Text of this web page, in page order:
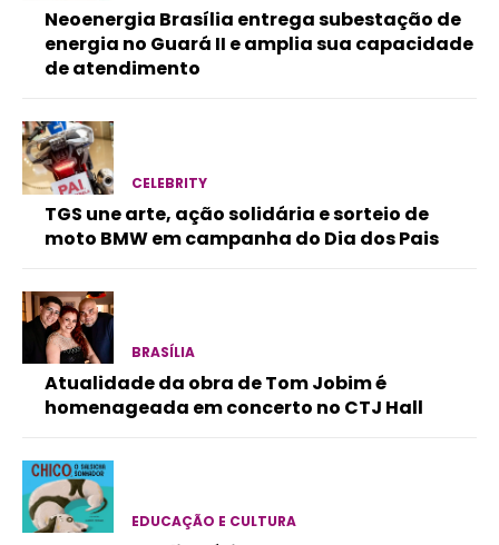
Neoenergia Brasília entrega subestação de
energia no Guará II e amplia sua capacidade
de atendimento
CELEBRITY
TGS une arte, ação solidária e sorteio de
moto BMW em campanha do Dia dos Pais
BRASÍLIA
Atualidade da obra de Tom Jobim é
homenageada em concerto no CTJ Hall
EDUCAÇÃO E CULTURA